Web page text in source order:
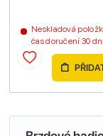
Neskladová
čas doručení 30